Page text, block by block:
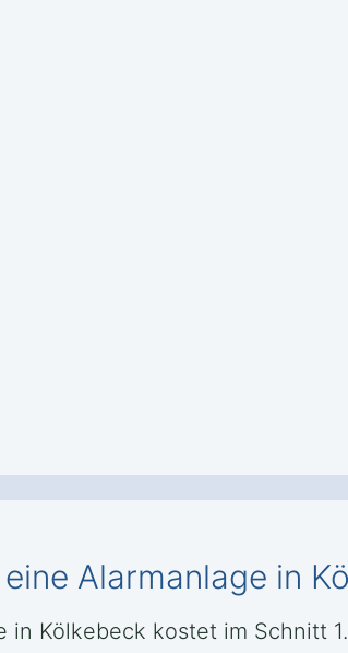
Alarmanlage in
in Kölkebeck kostet im Schnitt